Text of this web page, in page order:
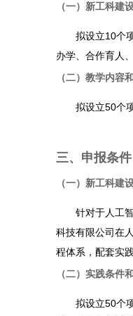
（一）新工科建
拟设立10个项
办学、合作育人
（二）教学内容
拟设立50个项
三、申报条件
（一）新工科建
针对于人工智
科技有限公司在
程体系，配套实
（二）实践条件
拟设立50个项